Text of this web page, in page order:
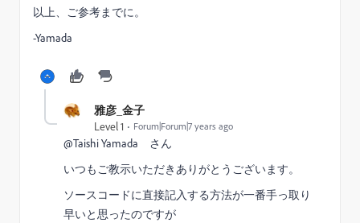
以上、ご参考までに。
-Yamada
雅彦_金子
Level 1 Forum|Forum|7 years ago
@Taishi Yamada さん
いつもご教示いただきありがとうございます。
ソースコードに直接記入する方法が一番手っ取り
早いと思ったのですが